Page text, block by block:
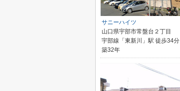
サニーハイツ
山口県宇部市常盤台２丁目
宇部線「東新川」駅 徒歩34分
築32年